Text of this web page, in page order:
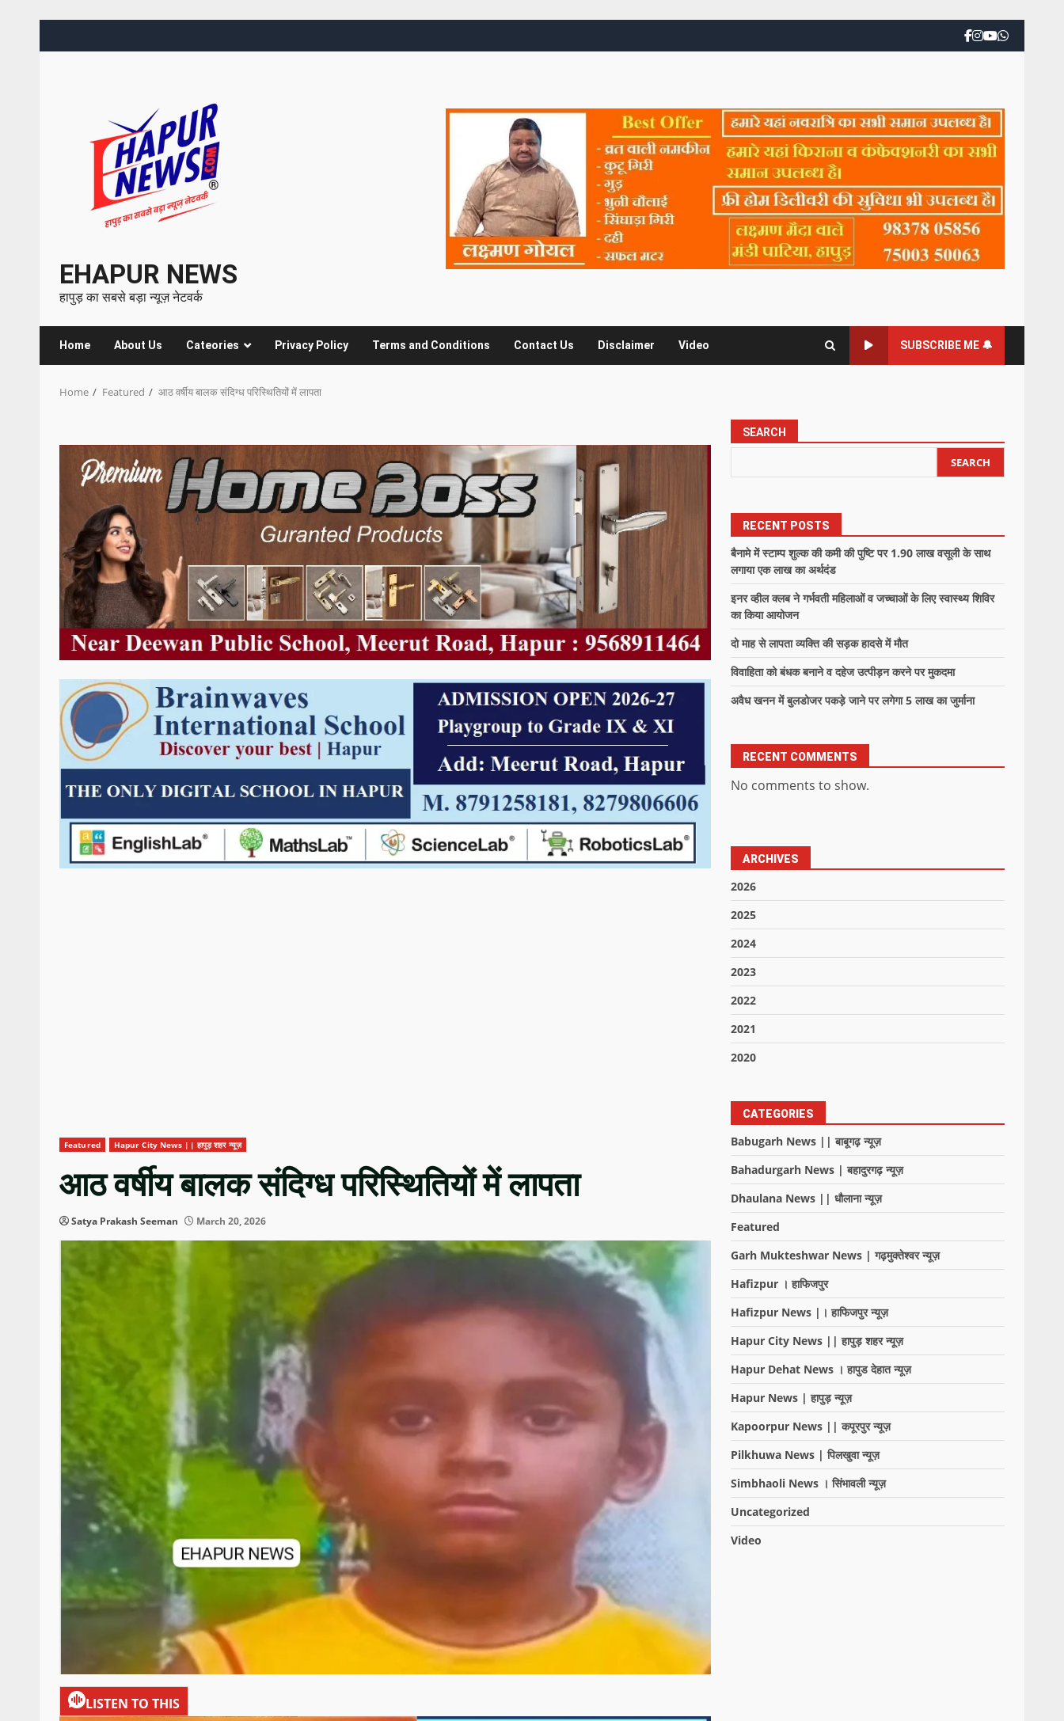
EHAPUR NEWS
हापुड़ का सबसे बड़ा न्यूज़ नेटवर्क
Home About Us Cateories Privacy Policy Terms and Conditions Contact Us Disclaimer Video SUBSCRIBE ME 🔔
Home Featured आठ वर्षीय बालक संदिग्ध परिस्थितियों में लापता
Featured Hapur City News || हापुड़ शहर न्यूज़
आठ वर्षीय बालक संदिग्ध परिस्थितियों में लापता
Satya Prakash Seeman March 20, 2026
LISTEN TO THIS
SEARCH
SEARCH
RECENT POSTS
बैनामे में स्टाम्प शुल्क की कमी की पुष्टि पर 1.90 लाख वसूली के साथ
लगाया एक लाख का अर्थदंड
इनर व्हील क्लब ने गर्भवती महिलाओं व जच्चाओं के लिए स्वास्थ्य शिविर
का किया आयोजन
दो माह से लापता व्यक्ति की सड़क हादसे में मौत
विवाहिता को बंधक बनाने व दहेज उत्पीड़न करने पर मुकदमा
अवैध खनन में बुलडोजर पकड़े जाने पर लगेगा 5 लाख का जुर्माना
RECENT COMMENTS
No comments to show.
ARCHIVES
2026
2025
2024
2023
2022
2021
2020
CATEGORIES
Babugarh News || बाबूगढ़ न्यूज़
Bahadurgarh News | बहादुरगढ़ न्यूज़
Dhaulana News || धौलाना न्यूज़
Featured
Garh Mukteshwar News | गढ़मुक्तेश्वर न्यूज़
Hafizpur । हाफिजपुर
Hafizpur News |। हाफिजपुर न्यूज़
Hapur City News || हापुड़ शहर न्यूज़
Hapur Dehat News । हापुड देहात न्यूज़
Hapur News | हापुड़ न्यूज़
Kapoorpur News || कपूरपुर न्यूज़
Pilkhuwa News | पिलखुवा न्यूज़
Simbhaoli News । सिंभावली न्यूज़
Uncategorized
Video